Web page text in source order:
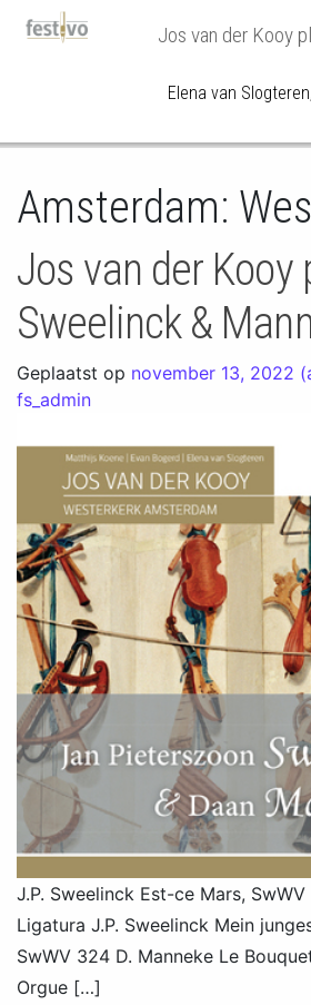
HoofdnavigatieJos van der Kooy
Elena van
Amsterdam:
Jos van der Kooy
Sweelinck &
Geplaatst op november 13, 2022
fs_admin
J.P. Sweelinck Est-ce Mars,
Ligatura J.P. Sweelinck Mein
SwWV 324 D. Manneke Le
Orgue […]